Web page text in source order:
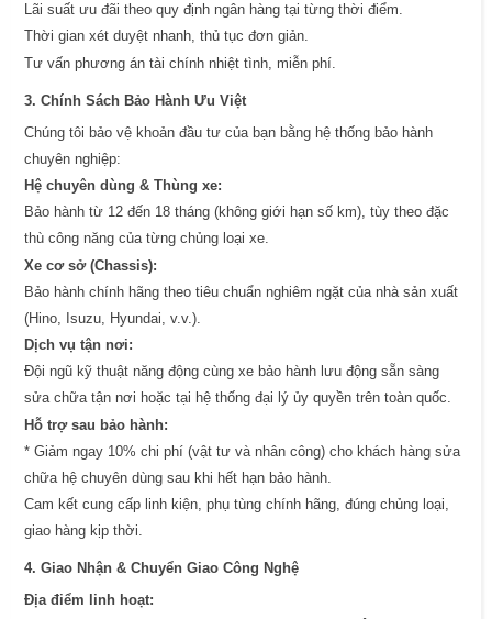
Lãi suất ưu đãi theo quy định ngân hàng tại từng thời điểm.
Thời gian xét duyệt nhanh, thủ tục đơn giản.
Tư vấn phương án tài chính nhiệt tình, miễn phí.
3. Chính Sách Bảo Hành Ưu Việt
Chúng tôi bảo vệ khoản đầu tư của bạn bằng hệ thống bảo hành
chuyên nghiệp:
Hệ chuyên dùng & Thùng xe:
Bảo hành từ 12 đến 18 tháng (không giới hạn số km), tùy theo đặc
thù công năng của từng chủng loại xe.
Xe cơ sở (Chassis):
Bảo hành chính hãng theo tiêu chuẩn nghiêm ngặt của nhà sản xuất
(Hino, Isuzu, Hyundai, v.v.).
Dịch vụ tận nơi:
Đội ngũ kỹ thuật năng động cùng xe bảo hành lưu động sẵn sàng
sửa chữa tận nơi hoặc tại hệ thống đại lý ủy quyền trên toàn quốc.
Hỗ trợ sau bảo hành:
* Giảm ngay 10% chi phí (vật tư và nhân công) cho khách hàng sửa
chữa hệ chuyên dùng sau khi hết hạn bảo hành.
Cam kết cung cấp linh kiện, phụ tùng chính hãng, đúng chủng loại,
giao hàng kịp thời.
4. Giao Nhận & Chuyển Giao Công Nghệ
Địa điểm linh hoạt: